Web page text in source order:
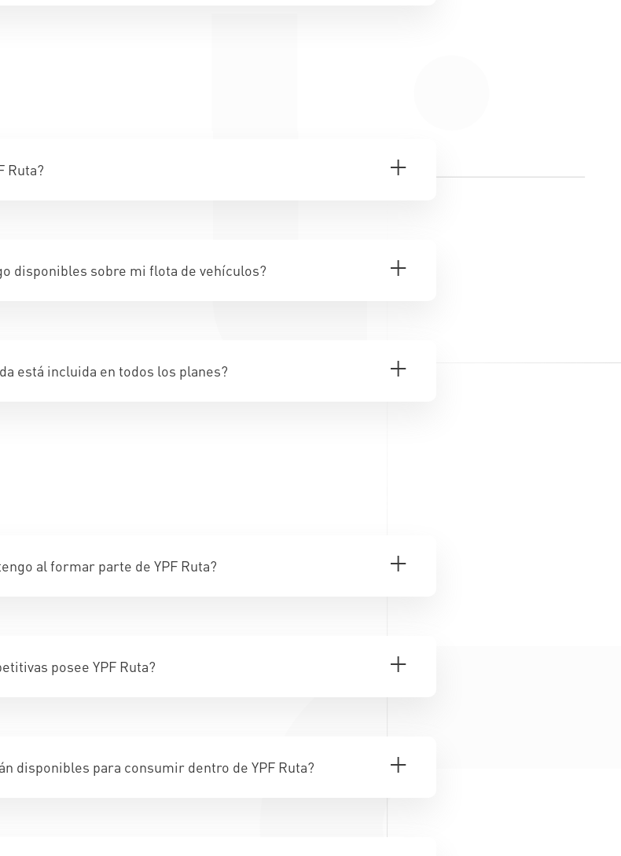
Ruta?
disponibles sobre mi flota de vehículos?
está incluida en todos los planes?
al formar parte de YPF Ruta?
posee YPF Ruta?
disponibles para consumir dentro de YPF Ruta?